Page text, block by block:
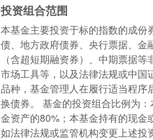
投资组合范围
本基金主要投资于标的指数的成
债、地方政府债券、央行票据、
（含超短期融资券）、中期票据
市场工具等，以及法律法规或中
品种，基金管理人在履行适当程
换债券。 基金的投资组合比例为
金资产的80%；本基金持有的现金
如法律法规或监管机构变更上述投